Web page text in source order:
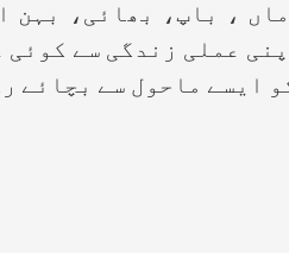
، باپ، بھائی، بہن
عملی زندگی سے
ایسے ماحول سے بچائے